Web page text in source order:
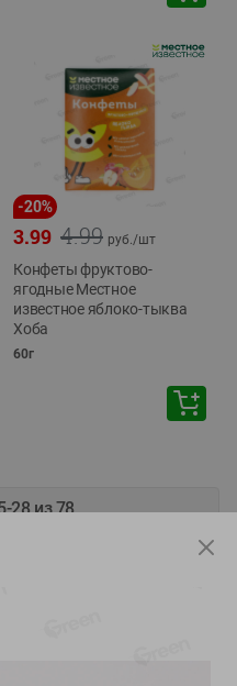
-20%
4.99
3.99 руб./шт
Конфеты фруктово-
ягодные Местное
известное яблоко-тыква
Хоба
60г
28 из 78